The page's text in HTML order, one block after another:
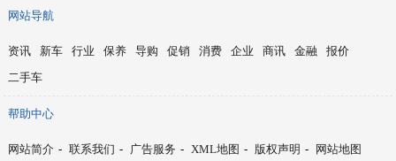
网站导航
资讯 新车 行业 保养 导购 促销 消费 企业 商讯 金融
报价
二手车
帮助中心
网站简介 - 联系我们 - 广告服务 - XML地图 - 版权声明 -
网站地图